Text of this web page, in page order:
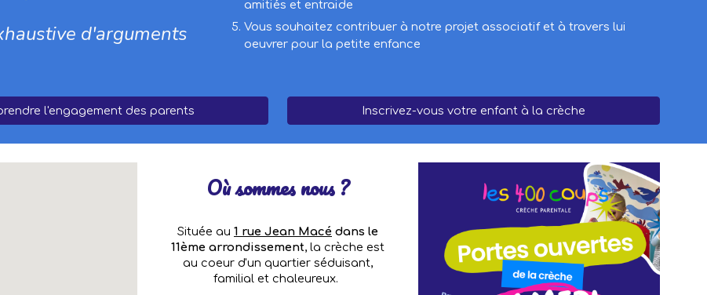
d'arguments
amitiés et entraide
Vous souhaitez contribuer à notre projet associatif et à travers lui
oeuvrer pour la petite enfance
l'engagement des parents Inscrivez-vous votre enfant à la crèche
Où sommes nous ?
Située au 1 rue Jean Macé dans le
11ème arrondissement, la crèche est
au coeur d'un quartier séduisant,
familial et chaleureux.